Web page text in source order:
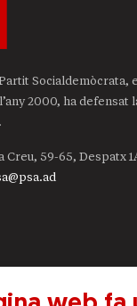
2000, ha defensat
Creu, 59-65, Despatx